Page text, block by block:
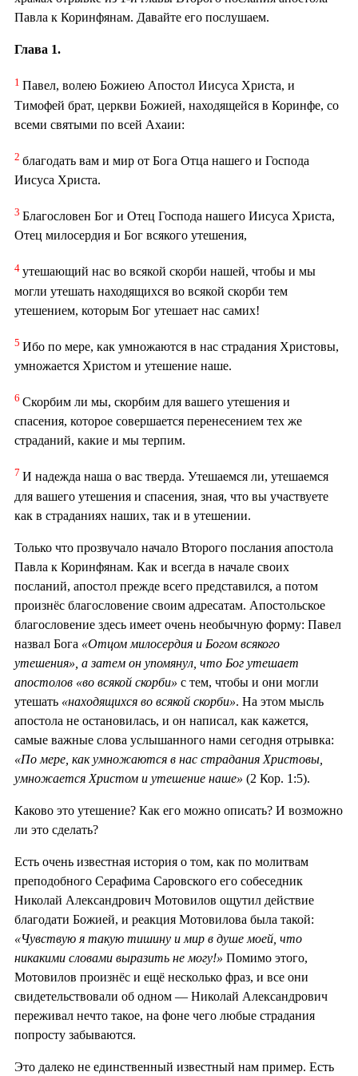
Павла к Коринфянам. Давайте его послушаем.
Глава 1.
1 Павел, волею Божиею Апостол Иисуса Христа, и
Тимофей брат, церкви Божией, находящейся в Коринфе, со
всеми святыми по всей Ахаии:
2 благодать вам и мир от Бога Отца нашего и Господа
Иисуса Христа.
3 Благословен Бог и Отец Господа нашего Иисуса Христа,
Отец милосердия и Бог всякого утешения,
4 утешающий нас во всякой скорби нашей, чтобы и мы
могли утешать находящихся во всякой скорби тем
утешением, которым Бог утешает нас самих!
5 Ибо по мере, как умножаются в нас страдания Христовы,
умножается Христом и утешение наше.
6 Скорбим ли мы, скорбим для вашего утешения и
спасения, которое совершается перенесением тех же
страданий, какие и мы терпим.
7 И надежда наша о вас тверда. Утешаемся ли, утешаемся
для вашего утешения и спасения, зная, что вы участвуете
как в страданиях наших, так и в утешении.
Только что прозвучало начало Второго послания апостола
Павла к Коринфянам. Как и всегда в начале своих
посланий, апостол прежде всего представился, а потом
произнёс благословение своим адресатам. Апостольское
благословение здесь имеет очень необычную форму: Павел
назвал Бога «Отцом милосердия и Богом всякого
утешения», а затем он упомянул, что Бог утешает
апостолов «во всякой скорби» с тем, чтобы и они могли
утешать «находящихся во всякой скорби». На этом мысль
апостола не остановилась, и он написал, как кажется,
самые важные слова услышанного нами сегодня отрывка:
«По мере, как умножаются в нас страдания Христовы,
умножается Христом и утешение наше» (2 Кор. 1:5).
Каково это утешение? Как его можно описать? И возможно
ли это сделать?
Есть очень известная история о том, как по молитвам
преподобного Серафима Саровского его собеседник
Николай Александрович Мотовилов ощутил действие
благодати Божией, и реакция Мотовилова была такой:
«Чувствую я такую тишину и мир в душе моей, что
никакими словами выразить не могу!» Помимо этого,
Мотовилов произнёс и ещё несколько фраз, и все они
свидетельствовали об одном — Николай Александрович
переживал нечто такое, на фоне чего любые страдания
попросту забываются.
Это далеко не единственный известный нам пример. Есть